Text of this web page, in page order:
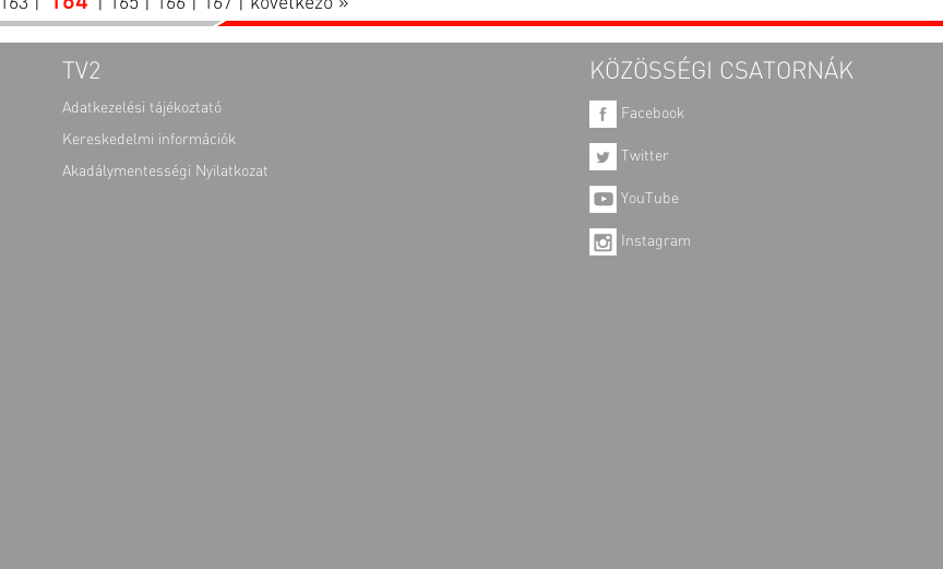
TV2
Adatkezelési tájékoztató
Kereskedelmi információk
Akadálymentességi Nyilatkozat
KÖZÖSSÉGI CSATORNÁK
Facebook
Twitter
YouTube
Instagram